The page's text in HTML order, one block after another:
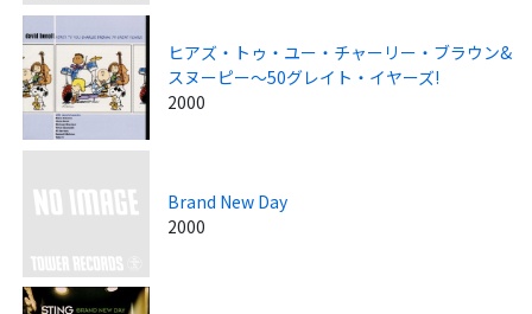
ヒアズ・トゥ・ユー・チャーリー・ブラウン&
スヌーピー～50グレイト・イヤーズ!
2000
Brand New Day
2000